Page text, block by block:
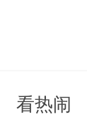
看热闹